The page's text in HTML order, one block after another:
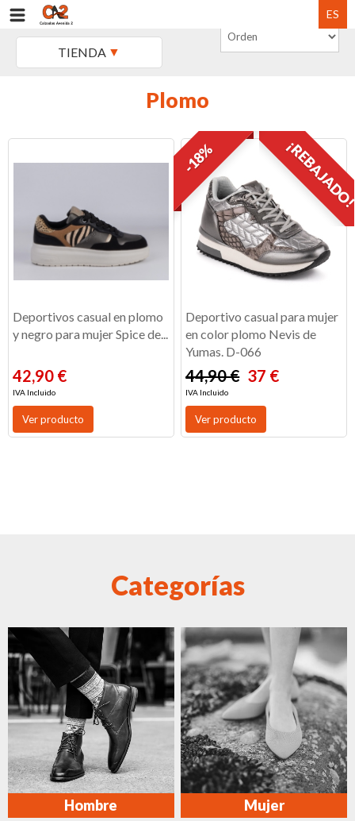
ES
TIENDA
Plomo
Deportivos casual en plomo
y negro para mujer Spice de...
42,90 €
IVA Incluido
Ver producto
-18%
Deportivo casual para mujer
en color plomo Nevis de
Yumas. D-066
44,90 € 37 €
IVA Incluido
Ver producto
Categorías
Hombre Mujer